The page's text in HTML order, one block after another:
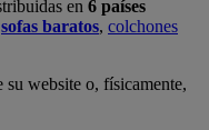
en 6 países
sofas baratos, colchones
website o, físicamente,